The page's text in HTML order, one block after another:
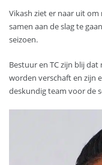
Vikash ziet er naar uit
samen aan de slag te
seizoen.
Bestuur en TC zijn blij
worden verschaft en zijn
deskundig team voor de